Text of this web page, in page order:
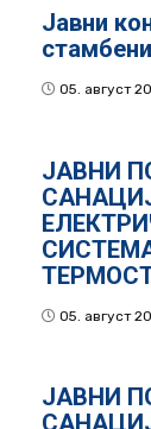
Јавни
05. август
ЈАВНИ
05. август
ЈАВНИ